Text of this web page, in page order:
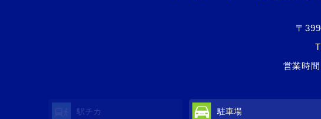
〒
営業時
駅チカ 駐車場